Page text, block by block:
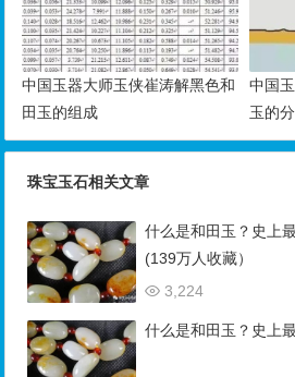
中国玉器大师玉侠崔涛解黑色和
田玉的组成
中国
玉的
珠宝玉石相关文章
什么是和田玉？史上
(139万人收藏）
3,224
什么是和田玉？史上